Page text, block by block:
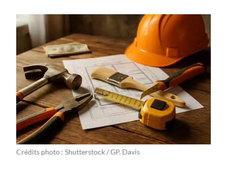
Crédits photo : Shutterstock / GP. Davis